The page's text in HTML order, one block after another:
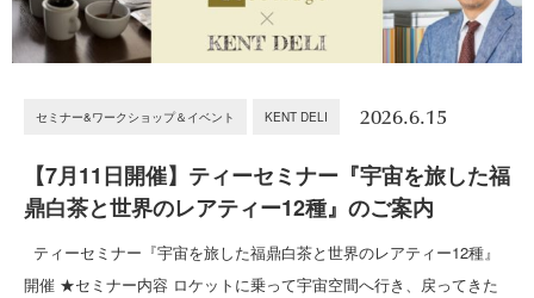
セミナー&ワークショップ＆イベント KENT DELI 2026.6.15
【7月11日開催】ティーセミナー『宇宙を旅した福
鼎白茶と世界のレアティー12種』のご案内
ティーセミナー『宇宙を旅した福鼎白茶と世界のレアティー12種』
開催 ★セミナー内容 ロケットに乗って宇宙空間へ行き、戻ってきた